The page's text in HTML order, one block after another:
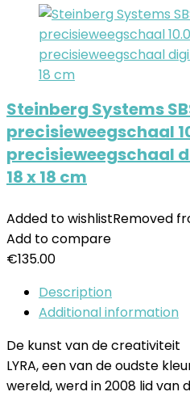
Steinberg Systems
precisieweegschaal
precisieweegschaal
18 x 18 cm
Added to wishlistRemoved
Add to compare
€135.00
Description
Additional information
De kunst van de creativiteit
LYRA, een van de oudste
wereld, werd in 2008 lid van